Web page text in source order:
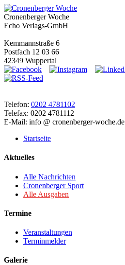
Cronenberger Woche
Echo Verlags-GmbH
Kemmannstraße 6
Postfach 12 03 66
42349 Wuppertal
Telefon: 0202 4781102
Telefax: 0202 4781112
E-Mail: info @ cronenberger-woche.de
Startseite
Aktuelles
Alle Nachrichten
Cronenberger Sport
Alle Ausgaben
Termine
Veranstaltungen
Terminmelder
Galerie